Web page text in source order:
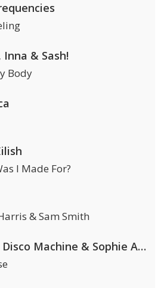
Inna & Sash!
Body
I Made For?
& Sam Smith
Purple Disco Machine & Sophie And The Giants